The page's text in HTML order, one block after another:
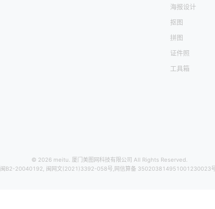
海报设计
抠图
拼图
证件照
工具箱
© 2026 meitu. 厦门美图网科技有限公司 All Rights Reserved.
闽B2-20040192 闽网文(2021)3392-058号 网信算备 350203814951001230023